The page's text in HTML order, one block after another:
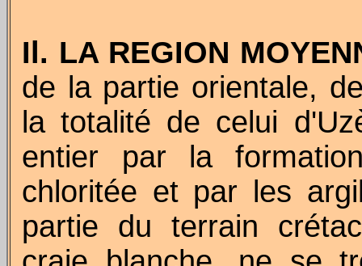
Il. LA REGION
de la partie orientale,
la totalité de celui
entier par la
chloritée et par les
partie du terrain